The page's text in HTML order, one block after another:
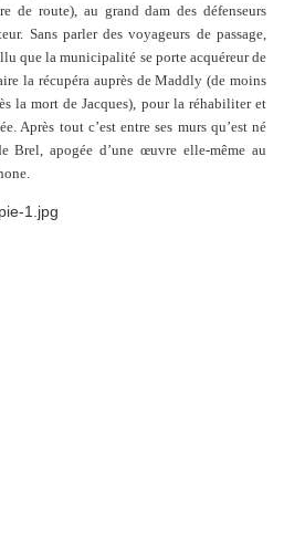
de route), au grand dam des défenseurs
Sans parler des voyageurs de passage,
que la municipalité se porte acquéreur de
la récupéra auprès de Maddly (de moins
la mort de Jacques), pour la réhabiliter et
Après tout c’est entre ses murs qu’est né
Brel, apogée d’une œuvre elle-même au